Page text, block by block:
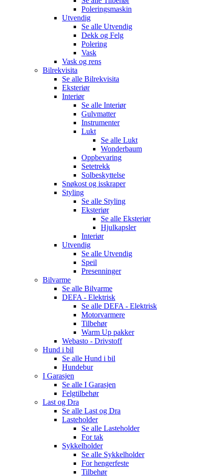
Poleringsmaskin
Utvendig
Se alle Utvendig
Dekk og Felg
Polering
Vask
Vask og rens
Bilrekvisita
Se alle Bilrekvisita
Eksteriør
Interiør
Se alle Interiør
Gulvmatter
Instrumenter
Lukt
Se alle Lukt
Wonderbaum
Oppbevaring
Setetrekk
Solbeskyttelse
Snøkost og isskraper
Styling
Se alle Styling
Eksteriør
Se alle Eksteriør
Hjulkapsler
Interiør
Utvendig
Se alle Utvendig
Speil
Presenninger
Bilvarme
Se alle Bilvarme
DEFA - Elektrisk
Se alle DEFA - Elektrisk
Motorvarmere
Tilbehør
Warm Up pakker
Webasto - Drivstoff
Hund i bil
Se alle Hund i bil
Hundebur
I Garasjen
Se alle I Garasjen
Felgtilbehør
Last og Dra
Se alle Last og Dra
Lasteholder
Se alle Lasteholder
For tak
Sykkelholder
Se alle Sykkelholder
For hengerfeste
Tilbehør